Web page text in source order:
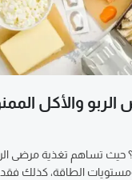
الربو والأكل
حيث تساهم تغذية مرضى
الطاقة، كذلك